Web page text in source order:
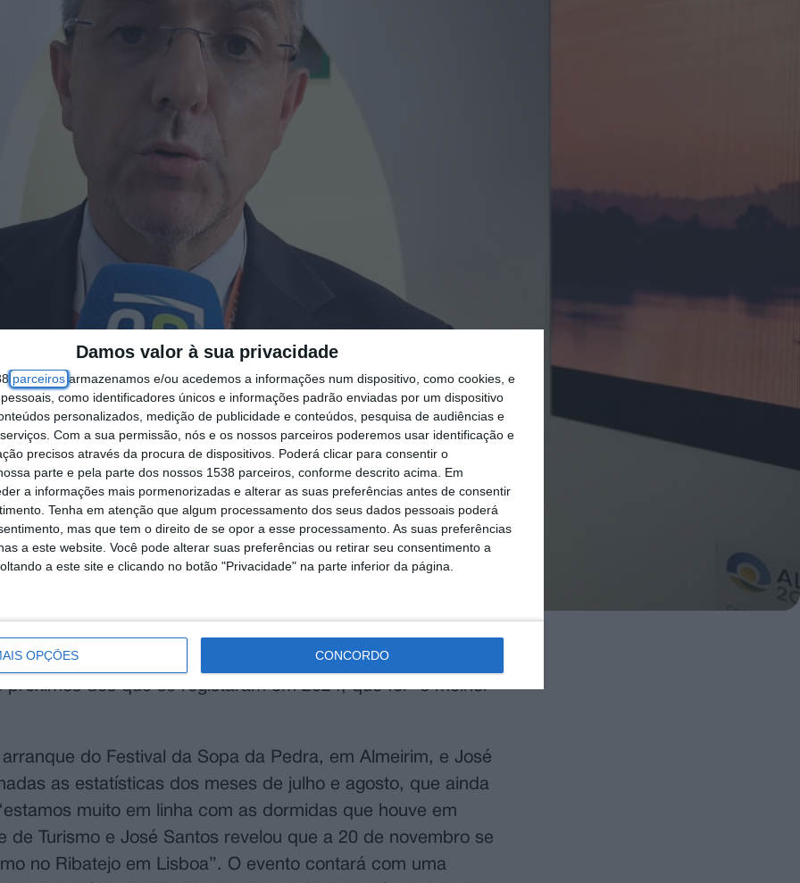
Damos valor à sua privacidade
parceiros armazenamos e/ou acedemos a informações num dispositivo, como cookies, e
como identificadores únicos e informações padrão enviadas por um dispositivo
personalizados, medição de publicidade e conteúdos, pesquisa de audiências e
Com a sua permissão, nós e os nossos parceiros poderemos usar identificação e
precisos através da procura de dispositivos. Poderá clicar para consentir o
parte e pela parte dos nossos 1538 parceiros, conforme descrito acima. Em
a informações mais pormenorizadas e alterar as suas preferências antes de consentir
Tenha em atenção que algum processamento dos seus dados pessoais poderá
mas que tem o direito de se opor a esse processamento. As suas preferências
a este website. Você pode alterar suas preferências ou retirar seu consentimento a
a este site e clicando no botão "Privacidade" na parte inferior da página.
OPÇÕES CONCORDO
e Ribatejo, José Santos, aponta para que os números
dos que se registaram em 2024, que foi “o melhor
do Festival da Sopa da Pedra, em Almeirim, e José
as estatísticas dos meses de julho e agosto, que ainda
muito em linha com as dormidas que houve em
Turismo e José Santos revelou que a 20 de novembro se
no Ribatejo em Lisboa”. O evento contará com uma